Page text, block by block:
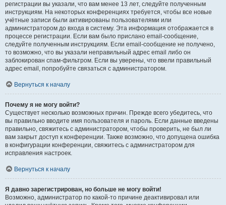
регистрации вы указали, что вам менее 13 лет, следуйте полученным
инструкциям. На некоторых конференциях требуется, чтобы все новые
учётные записи были активированы пользователями или
администратором до входа в систему. Эта информация отображается в
процессе регистрации. Если вам было прислано email-сообщение,
следуйте полученным инструкциям. Если email-сообщение не получено,
то возможно, что вы указали неправильный адрес email либо он
заблокирован спам-фильтром. Если вы уверены, что ввели правильный
адрес email, попробуйте связаться с администратором.
Вернуться к началу
Почему я не могу войти?
Существует несколько возможных причин. Прежде всего убедитесь, что
вы правильно вводите имя пользователя и пароль. Если данные введены
правильно, свяжитесь с администратором, чтобы проверить, не был ли
вам закрыт доступ к конференции. Также возможно, что допущена ошибка
в конфигурации конференции, свяжитесь с администратором для
исправления настроек.
Вернуться к началу
Я давно зарегистрирован, но больше не могу войти!
Возможно, администратор по какой-то причине деактивировал или